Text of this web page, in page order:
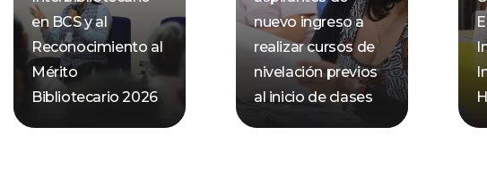
en BCS y al
Reconocimiento al
Mérito
Bibliotecario 2026
nuevo ingreso a
realizar cursos de
nivelación previos
al inicio de clases